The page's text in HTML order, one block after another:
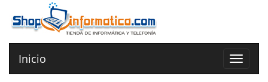
Toggle
Inicio